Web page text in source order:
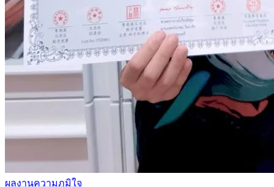
ผลงานความภูมิใจ